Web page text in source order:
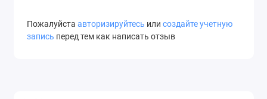
Пожалуйста авторизируйтесь или создайте учетную
запись перед тем как написать отзыв